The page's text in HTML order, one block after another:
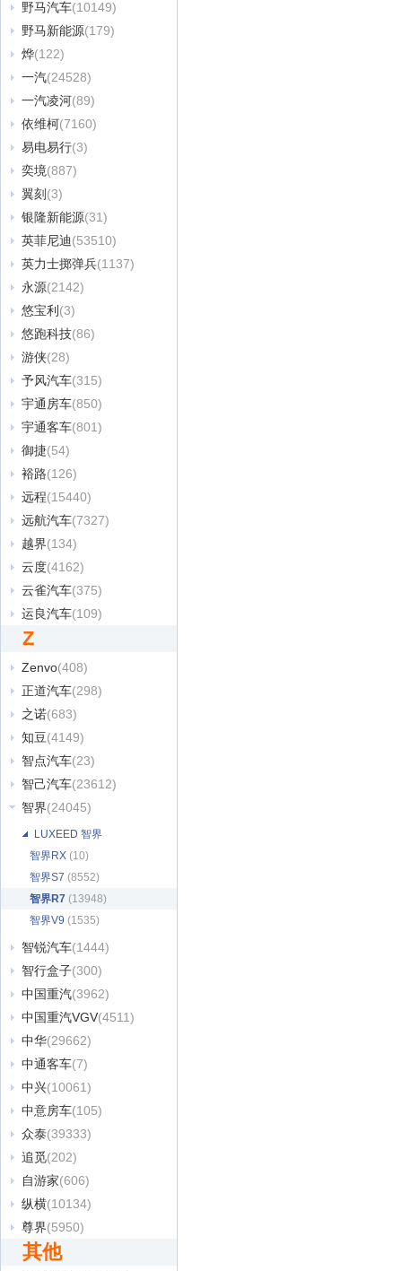
野马汽车(10149)
野马新能源(179)
烨(122)
一汽(24528)
一汽凌河(89)
依维柯(7160)
易电易行(3)
奕境(887)
翼刻 (3)
银隆新能源(31)
英菲尼迪(53510)
英力士掷弹兵(1137)
永源(2142)
悠宝利 (3)
悠跑科技(86)
游侠(28)
予风汽车(315)
宇通房车(850)
宇通客车(801)
御捷(54)
裕路(126)
远程(15440)
远航汽车(7327)
越界(134)
云度(4162)
云雀汽车(375)
运良汽车(109)
Z
Zenvo(408)
正道汽车(298)
之诺(683)
知豆(4149)
智点汽车(23)
智己汽车(23612)
智界(24045)
LUXEED 智界
智界RX (10)
智界S7 (8552)
智界R7 (13948)
智界V9 (1535)
智锐汽车(1444)
智行盒子(300)
中国重汽(3962)
中国重汽VGV(4511)
中华(29662)
中通客车(7)
中兴(10061)
中意房车(105)
众泰(39333)
追觅(202)
自游家(606)
纵横(10134)
尊界(5950)
其他